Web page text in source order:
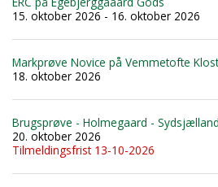
15. oktober 2026 - 16. oktober 2026
Markprøve Novice på Vemmetofte
18. oktober 2026
Brugsprøve - Holmegaard - Sydsjælland
20. oktober 2026
Tilmeldingsfrist 13-10-2026